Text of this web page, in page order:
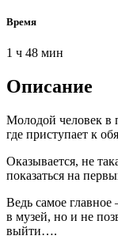
Время
1 ч 48 мин
Описание
Молодой человек в
где приступает к
Оказывается, не
показаться на
Ведь самое
в музей, но и не
выйти….